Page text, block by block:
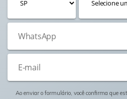
Ao enviar o formulário, você confirma que